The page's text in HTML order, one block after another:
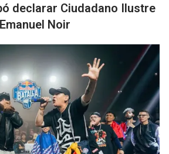
declarar Ciudadano Ilustre
Noir